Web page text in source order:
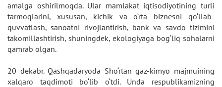
amalga oshirilmoqda. Ular mamlakat iqtisodiyotining turli
tarmoqlarini, xususan, kichik va o‘rta biznesni qo‘llab-
quvvatlash, sanoatni rivojlantirish, bank va savdo tizimini
takomillashtirish, shuningdek, ekologiyaga bog‘liq sohalarni
qamrab olgan.
20 dekabr. Qashqadaryoda Sho‘rtan gaz-kimyo majmuining
xalqaro taqdimoti bo‘lib o‘tdi. Unda respublikamizning